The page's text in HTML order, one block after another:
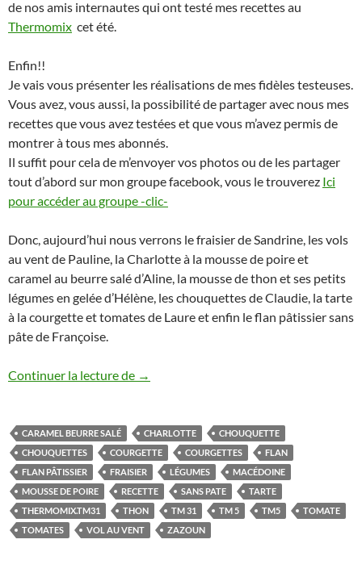
de nos amis internautes qui ont testé mes recettes au
Thermomix cet été.
Enfin!!
Je vais vous présenter les réalisations de mes fidèles testeuses.
Vous avez, vous aussi, la possibilité de partager avec nous mes
recettes que vous avez testées et que vous m’avez permis de
montrer à tous mes abonnés.
Il suffit pour cela de m’envoyer vos photos ou de les partager
tout d’abord sur mon groupe facebook, vous le trouverez Ici
pour accéder au groupe -clic-
Donc, aujourd’hui nous verrons le fraisier de Sandrine, les vols
au vent de Pauline, la Charlotte à la mousse de poire et
caramel au beurre salé d’Aline, la mousse de thon et ses petits
légumes en gelée d’Hélène, les chouquettes de Claudie, la tarte
à la courgette et tomates de Laure et enfin le flan pâtissier sans
pâte de Françoise.
Continuer la lecture de Mise à l’honneur n° 4 au Thermomix:
→
CARAMEL BEURRE SALÉ CHARLOTTE
CHOUQUETTE
CHOUQUETTES
COURGETTE COURGETTES
FLAN
FLAN PÂTISSIER
FRAISIER LÉGUMES
MACÉDOINE
MOUSSE DE POIRE
RECETTE SANS PATE
TARTE
THERMOMIX.TM31
THON TM 31 TM 5 TM5
TOMATE
TOMATES
VOL AU VENT ZAZOUN